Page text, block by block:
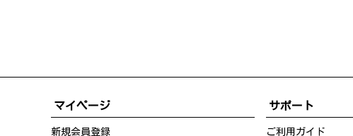
マイページ
新規会員登録
サポート
ご利用ガイド